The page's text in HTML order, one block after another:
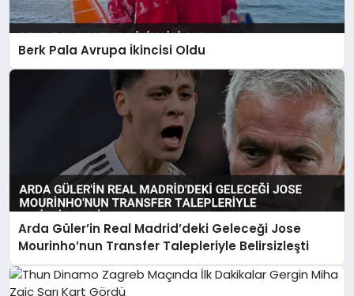
Berk Pala Avrupa İkincisi Oldu
Arda Güler’in Real Madrid’deki Geleceği Jose
Mourinho’nun Transfer Talepleriyle Belirsizleşti